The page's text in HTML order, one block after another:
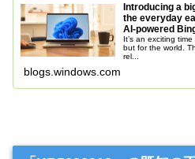
Introducing a
the everyday
AI-powered
It’s an exciting
but for the world.
rel...
blogs.windows.com